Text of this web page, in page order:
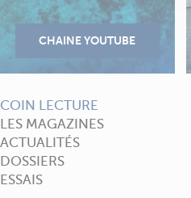
COIN LECTURE
LES MAGAZINES
ACTUALITÉS
DOSSIERS
ESSAIS